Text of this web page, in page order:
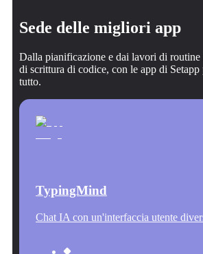
Sede delle migliori app
Dalla pianificazione e dai lavori di routine
di scrittura di codice, con le app di
tutto.
TypingMind
Chat IA con un'interfaccia utente